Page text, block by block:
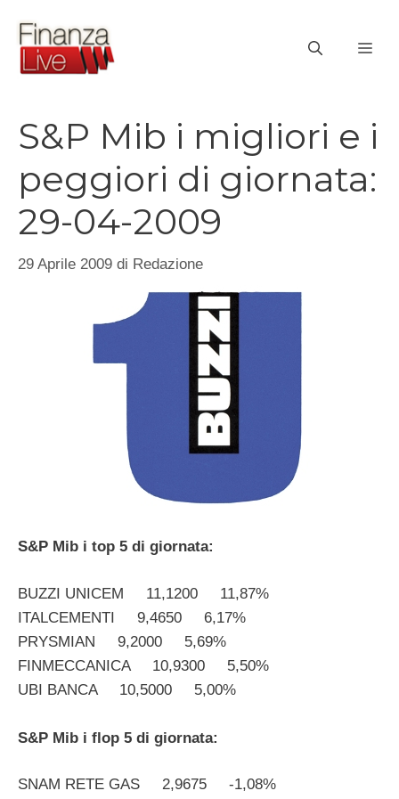
contenuto
S&P Mib i migliori e i
peggiori di giornata:
29-04-2009
29 Aprile 2009 di Redazione
S&P Mib i top 5 di giornata:
BUZZI UNICEM 11,1200 11,87%
ITALCEMENTI 9,4650 6,17%
PRYSMIAN 9,2000 5,69%
FINMECCANICA 10,9300 5,50%
UBI BANCA 10,5000 5,00%
S&P Mib i flop 5 di giornata:
SNAM RETE GAS 2,9675 -1,08%